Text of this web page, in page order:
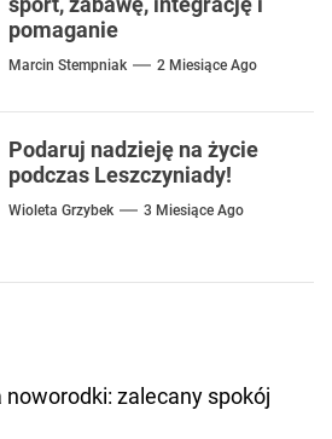
pomaganie
Marcin Stempniak 2 Miesiące Ago
Podaruj nadzieję na życie
podczas Leszczyniady!
Wioleta Grzybek 3 Miesiące Ago
noworodki: zalecany spokój